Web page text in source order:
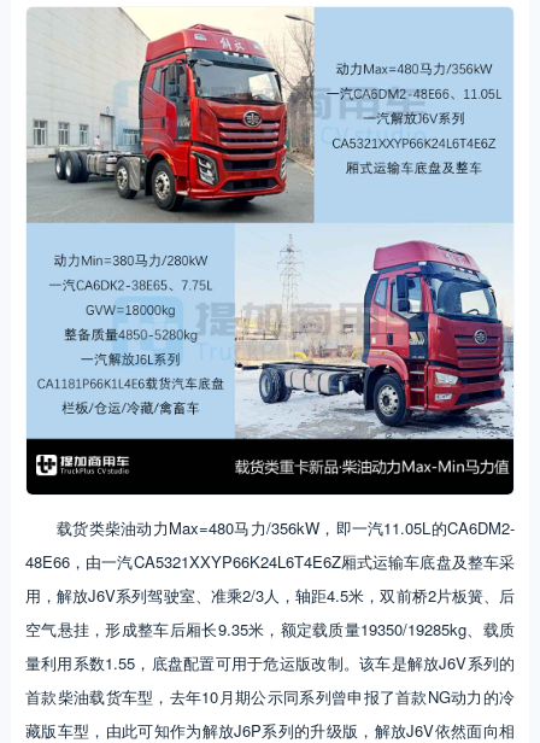
载货类柴油动力Max=480马力/356kW，即一汽11.05L的CA6DM2-
48E66，由一汽CA5321XXYP66K24L6T4E6Z厢式运输车底盘及整车采
用，解放J6V系列驾驶室、准乘2/3人，轴距4.5米，双前桥2片板簧、后
空气悬挂，形成整车后厢长9.35米，额定载质量19350/19285kg、载质
量利用系数1.55，底盘配置可用于危运版改制。该车是解放J6V系列的
首款柴油载货车型，去年10月期公示同系列曾申报了首款NG动力的冷
藏版车型，由此可知作为解放J6P系列的升级版，解放J6V依然面向相